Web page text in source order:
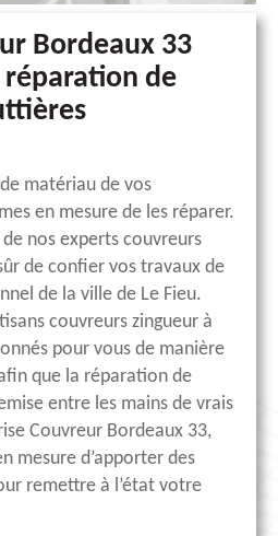
Bordeaux 33
de
matériau de vos
en mesure de les réparer.
nos experts couvreurs
de confier vos travaux de
de la ville de Le Fieu.
couvreurs zingueur à
pour vous de manière
que la réparation de
entre les mains de vrais
Couvreur Bordeaux 33,
mesure d’apporter des
remettre à l’état votre